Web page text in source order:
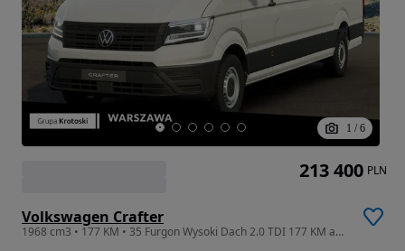
1 / 6
Volkswagen Crafter
1968 cm3 • 177 KM • 35 Furgon Wysoki Dach 2.0 TDI 177 KM automatyczna Dostępny od Ręki!
213 400 PLN